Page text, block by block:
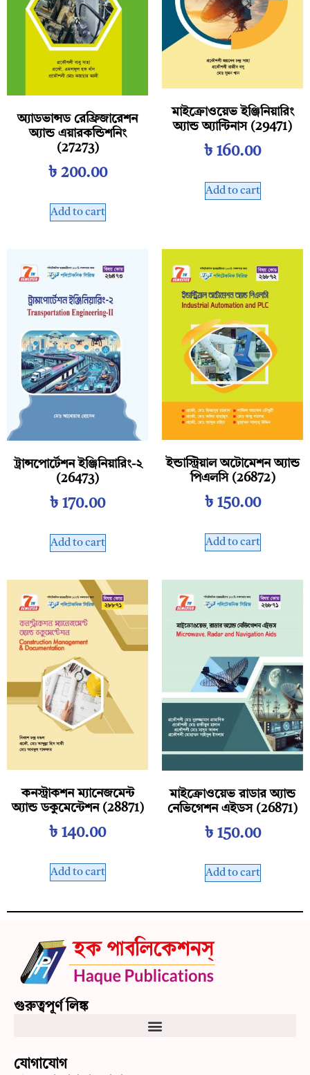
অ্যাডভান্সড রেফ্রিজারেশন
অ্যান্ড এয়ারকন্ডিশনিং
(27273)
৳ 200.00
Add to cart
মাইক্রোওয়েভ ইঞ্জিনিয়ারিং
অ্যান্ড অ্যান্টিনাস (29471)
৳ 160.00
Add to cart
ট্রান্সপোর্টেশন ইঞ্জিনিয়ারিং-২
(26473)
৳ 170.00
Add to cart
ইন্ডাস্ট্রিয়াল অটোমেশন অ্যান্ড
পিএলসি (26872)
৳ 150.00
Add to cart
কনস্ট্রাকশন ম্যানেজমেন্ট
অ্যান্ড ডকুমেন্টেশন (28871)
৳ 140.00
Add to cart
মাইক্রোওয়েভ রাডার অ্যান্ড
নেভিগেশন এইডস (26871)
৳ 150.00
Add to cart
গুরুত্বপূর্ণ লিঙ্ক
যোগাযোগ